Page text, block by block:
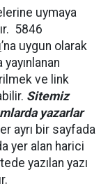
uymaya
5846
’na uygun olarak
ve link
Sitemiz
yazarlar
ayrı bir sayfada
yer alan harici
yazılan yazı